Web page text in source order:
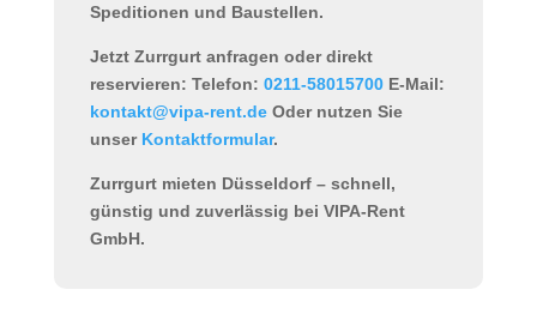
Speditionen und Baustellen.
Jetzt Zurrgurt anfragen oder direkt
reservieren: Telefon: 0211-58015700E-Mail:
kontakt@vipa-rent.deOder nutzen Sie
unser Kontaktformular.
Zurrgurt mieten Düsseldorf– schnell,
günstig und zuverlässig bei VIPA-Rent
GmbH.